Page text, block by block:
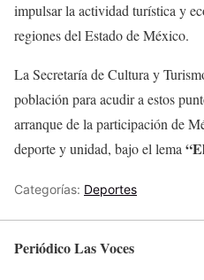
impulsar la actividad turística y
regiones del Estado de México.
La Secretaría de Cultura y
población para acudir a estos
arranque de la participación de
deporte y unidad, bajo el lema
Categorías: Deportes
Periódico Las Voces